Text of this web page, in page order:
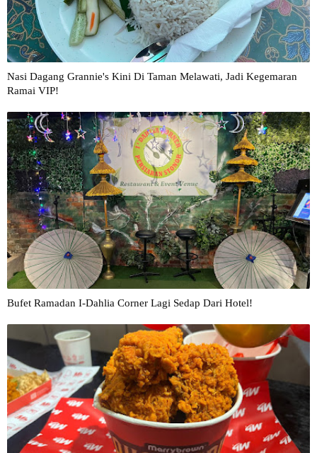
Nasi Dagang Grannie's Kini Di Taman Melawati, Jadi Kegemaran
Ramai VIP!
Bufet Ramadan I-Dahlia Corner Lagi Sedap Dari Hotel!